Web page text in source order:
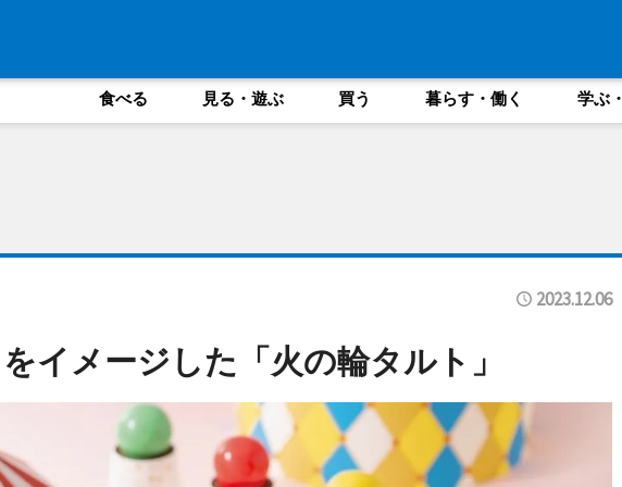
食べる 見る・遊ぶ 買う 暮らす・働く 学ぶ
2023.12.06
イメージした「火の輪タルト」